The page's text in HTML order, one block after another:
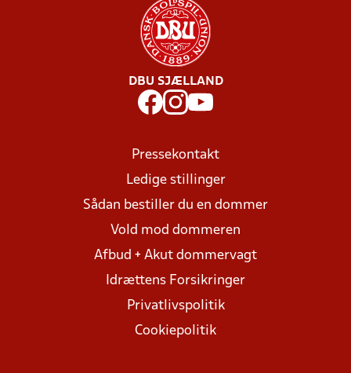
DBU SJÆLLAND
Pressekontakt
Ledige stillinger
Sådan bestiller du en dommer
Vold mod dommeren
Afbud + Akut dommervagt
Idrættens Forsikringer
Privatlivspolitik
Cookiepolitik